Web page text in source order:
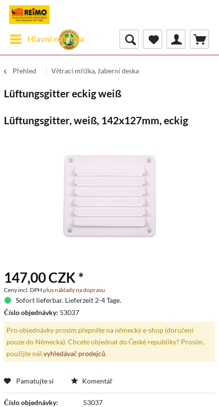
Hlavní nabídka
Přehled Větrací mřížka, žaberní deska
Lüftungsgitter eckig weiß
Lüftungsgitter, weiß, 142x127mm, eckig
147,00 CZK *
Ceny incl. DPH plus náklady na dopravu
Sofort lieferbar. Lieferzeit 2-4 Tage.
Číslo objednávky: 53037
Pro objednávky prosím přepněte na německý e-shop (doručení
pouze do Německa). Chcete objednat do České republiky? Prosím,
použijte nášvyhledávač prodejců.
Pamatujte si Komentář
Číslo objednávky: 53037